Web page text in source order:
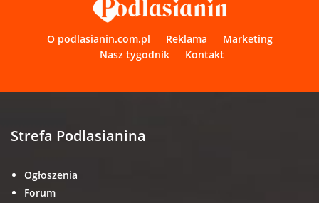
O podlasianin.com.pl Reklama
Marketing
Nasz tygodnik
Kontakt
Strefa Podlasianina
Ogłoszenia
Forum